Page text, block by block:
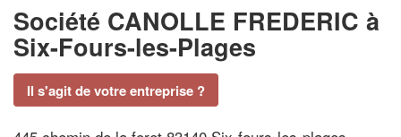
Société CANOLLE FREDERIC à
Six-Fours-les-Plages
Il s'agit de votre entreprise ?